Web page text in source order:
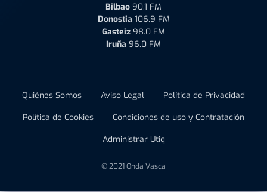
Bilbao 90.1 FM
Donostia 106.9 FM
Gasteiz 98.0 FM
Iruña 96.0 FM
Quiénes Somos Aviso Legal
Política de Privacidad
Política de Cookies
Condiciones de uso y Contratación
Administrar Utiq
© 2021 Onda Vasca